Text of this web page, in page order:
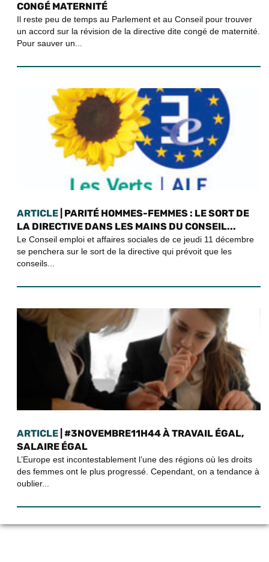
CONGÉ MATERNITÉ
Il reste peu de temps au Parlement et au Conseil pour trouver
un accord sur la révision de la directive dite congé de maternité.
Pour sauver un...
ARTICLE | PARITÉ HOMMES-FEMMES : LE SORT DE
LA DIRECTIVE DANS LES MAINS DU CONSEIL...
Le Conseil emploi et affaires sociales de ce jeudi 11 décembre
se penchera sur le sort de la directive qui prévoit que les
conseils...
ARTICLE | #3NOVEMBRE11H44 À TRAVAIL ÉGAL,
SALAIRE ÉGAL
L’Europe est incontestablement l’une des régions où les droits
des femmes ont le plus progressé. Cependant, on a tendance à
oublier...